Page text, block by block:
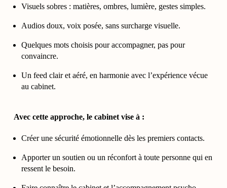
Visuels sobres : matières, ombres, lumière, gestes simples.
Audios doux, voix posée, sans surcharge visuelle.
Quelques mots choisis pour accompagner, pas pour
convaincre.
Un feed clair et aéré, en harmonie avec l’expérience vécue
au cabinet.
Avec cette approche, le cabinet vise à :
Créer une sécurité émotionnelle dès les premiers contacts.
Apporter un soutien ou un réconfort à toute personne qui en
ressent le besoin.